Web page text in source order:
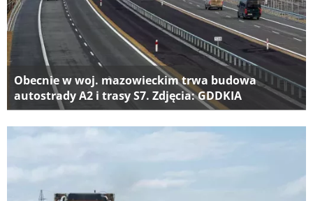
Obecnie w woj. mazowieckim trwa budowa
autostrady A2 i trasy S7. Zdjęcia: GDDKIA